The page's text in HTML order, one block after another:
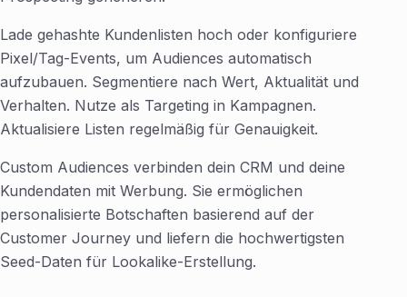
Lade gehashte Kundenlisten hoch oder konfiguriere
Pixel/Tag-Events, um Audiences automatisch
aufzubauen. Segmentiere nach Wert, Aktualität und
Verhalten. Nutze als Targeting in Kampagnen.
Aktualisiere Listen regelmäßig für Genauigkeit.
Custom Audiences verbinden dein CRM und deine
Kundendaten mit Werbung. Sie ermöglichen
personalisierte Botschaften basierend auf der
Customer Journey und liefern die hochwertigsten
Seed-Daten für Lookalike-Erstellung.